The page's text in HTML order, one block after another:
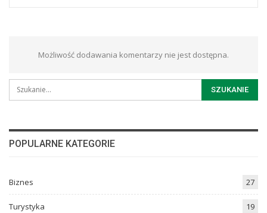
Możliwość dodawania komentarzy nie jest dostępna.
POPULARNE KATEGORIE
Biznes 27
Turystyka 19